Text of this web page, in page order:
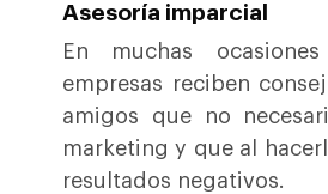
Asesoría imparcial
En muchas
empresas reciben
amigos que no
marketing y que al
resultados negativos.